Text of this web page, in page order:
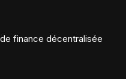
finance décentralisée